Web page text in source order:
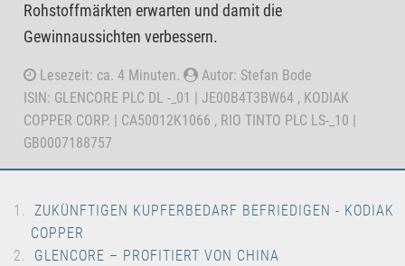
Rohstoffmärkten erwarten und damit die
Gewinnaussichten verbessern.
Lesezeit: ca. 4 Minuten.
Autor: Stefan Bode
ISIN: GLENCORE PLC DL -_01 | JE00B4T3BW64 , KODIAK
COPPER CORP. | CA50012K1066 , RIO TINTO PLC LS-_10 |
GB0007188757
ZUKÜNFTIGEN KUPFERBEDARF BEFRIEDIGEN - KODIAK
COPPER
GLENCORE – PROFITIERT VON CHINA